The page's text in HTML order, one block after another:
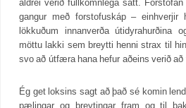
aldrei verið fullkomnlega sátt.
gangur með forstofuskáp –
lökkuðum innanverða útidyrahurðina
möttu lakki sem breytti henni strax til
svo að útfæra hana hefur aðeins verið
Ég get loksins sagt að það sé komin
pælingar og breytingar fram og til